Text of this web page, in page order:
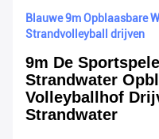
Blauwe 9m Opblaasbare
Strandvolleyball drijven
9m De
Strandwater
Volleyballhof
Strandwater